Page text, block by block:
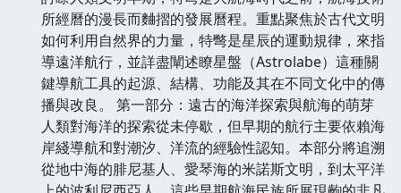
所經曆的漫長而麯摺的發展曆程。重點聚焦於古代文明
如何利用自然界的力量，特彆是星辰的運動規律，來指
導遠洋航行，並詳盡闡述瞭星盤（Astrolabe）這種關
鍵導航工具的起源、結構、功能及其在不同文化中的傳
播與改良。 第一部分：遠古的海洋探索與航海的萌芽
人類對海洋的探索從未停歇，但早期的航行主要依賴海
岸綫導航和對潮汐、洋流的經驗性認知。本部分將追溯
從地中海的腓尼基人、愛琴海的米諾斯文明，到太平洋